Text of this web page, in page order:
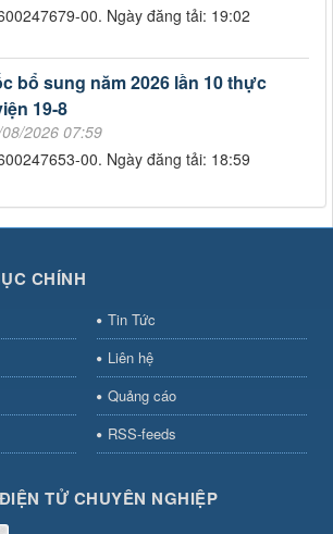
00. Ngày đăng tải: 19:02
bổ sung năm 2026 lần 10 thực
19-8
2026 07:59
00. Ngày đăng tải: 18:59
CHÍNH
Tin Tức
Liên hệ
Quảng cáo
RSS-feeds
TỬ CHUYÊN NGHIỆP